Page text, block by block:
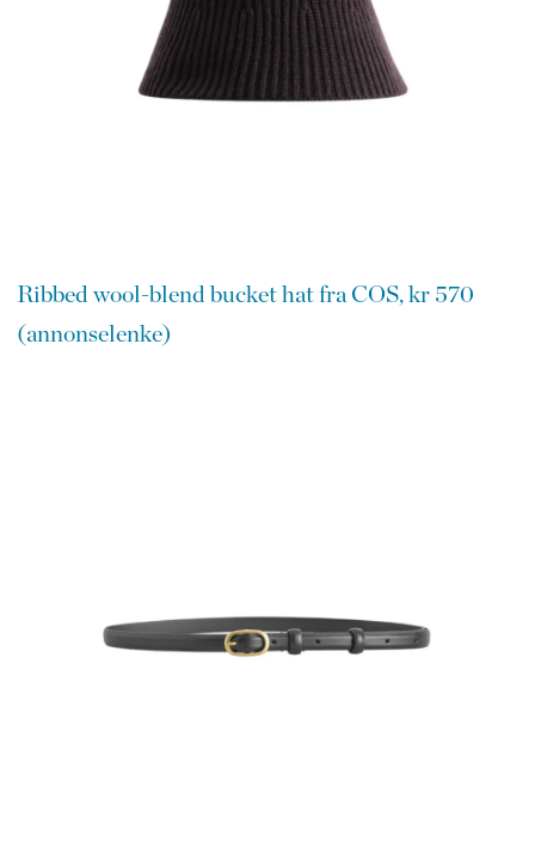
Ribbed wool-blend bucket hat fra COS, kr 570
(annonselenke)